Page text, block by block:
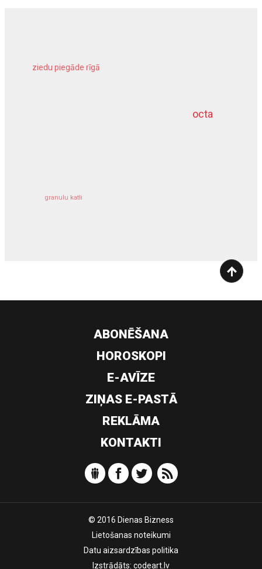
octa
ziedu piegāde rīgā
granulu katli
dziļurbums
ABONĒŠANA
HOROSKOPI
E-AVĪZE
ZIŅAS E-PASTĀ
REKLĀMA
KONTAKTI
© 2016 Dienas Bizness
Lietošanas noteikumi
Datu aizsardzības politika
Izstrādāts: codeart.lv